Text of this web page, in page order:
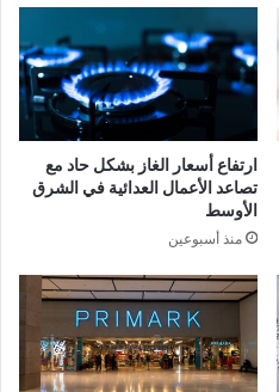
ارتفاع أسعار الغاز بشكل حاد مع
تصاعد الأعمال العدائية في الشرق
الأوسط
منذ أسبوعين